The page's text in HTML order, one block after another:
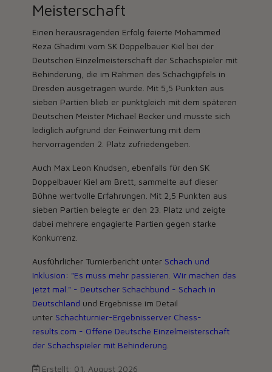
Meisterschaft
Einen herausragenden Erfolg feierte Mohammed
Reza Ghadimi vom SK Doppelbauer Kiel bei der
Deutschen Einzelmeisterschaft der Schachspieler mit
Behinderung, die im Rahmen des Schachgipfels in
Dresden ausgetragen wurde. Mit 5,5 Punkten aus
sieben Partien blieb er punktgleich mit dem späteren
Deutschen Meister Michael Becker und musste sich
lediglich aufgrund der Feinwertung mit dem
hervorragenden 2. Platz zufriedengeben.
Auch Max Leon Knudsen, ebenfalls für den SK
Doppelbauer Kiel am Brett, sammelte auf dieser
Bühne wertvolle Erfahrungen. Mit 2,5 Punkten aus
sieben Partien belegte er den 23. Platz und zeigte
dabei mehrere engagierte Partien gegen starke
Konkurrenz.
Ausführlicher Turnierbericht unter Schach und
Inklusion: "Es muss mehr passieren. Wir machen das
jetzt mal." - Deutscher Schachbund - Schach in
Deutschland und Ergebnisse im Detail
unter Schachturnier-Ergebnisserver Chess-
results.com - Offene Deutsche Einzelmeisterschaft
der Schachspieler mit Behinderung.
Erstellt: 01. August 2026